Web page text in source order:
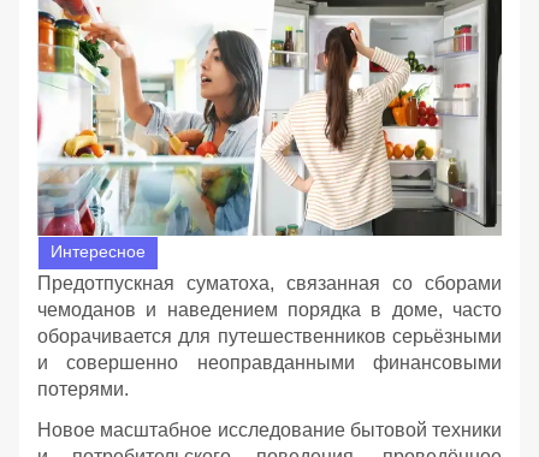
Интересное
Предотпускная суматоха, связанная со сборами
чемоданов и наведением порядка в доме, часто
оборачивается для путешественников серьёзными
и совершенно неоправданными финансовыми
потерями.
Новое масштабное исследование бытовой техники